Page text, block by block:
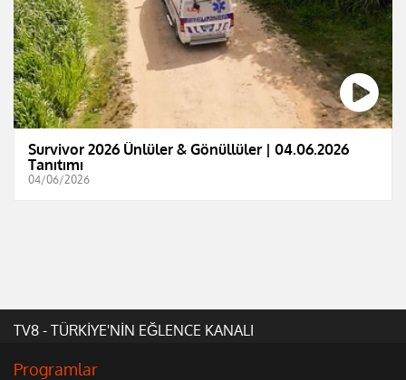
Survivor 2026 Ünlüler & Gönüllüler | 04.06.2026
Tanıtımı
04/06/2026
TV8 - TÜRKİYE'NİN EĞLENCE KANALI
Programlar